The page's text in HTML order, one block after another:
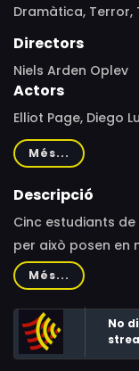
Dramàtica, Terror,
Directors
Niels Arden Oplev
Actors
Elliot Page, Diego
Kiersey Clemons,
Kiefer Sutherland,
Arden, Miguel
Girvin, Taylor
Young, Mary
Natasha Bromfield,
King, Ali Schwartz,
Danny Gallagher,
Porter
Més...
Descripció
Cinc estudiants
per això posen en
en provocar una
Cadascun d'ells
Més...
No